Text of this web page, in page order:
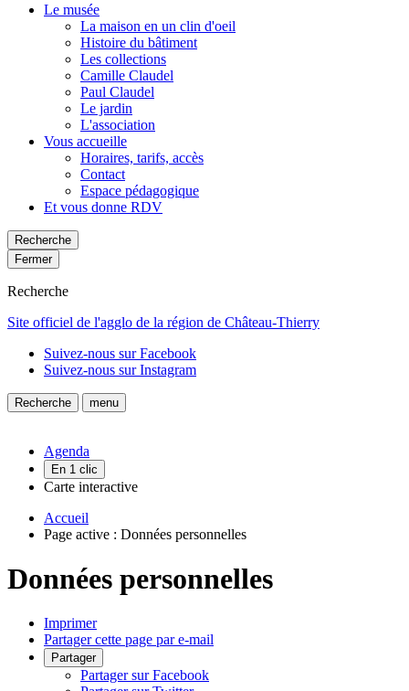
Le musée
La maison en un clin d'oeil
Histoire du bâtiment
Les collections
Camille Claudel
Paul Claudel
Le jardin
L'association
Vous accueille
Horaires, tarifs, accès
Contact
Espace pédagogique
Et vous donne RDV
Recherche
Fermer
Recherche
Site officiel de l'agglo de la région de Château-Thierry
Suivez-nous sur Facebook
Suivez-nous sur Instagram
Recherche menu
Agenda
En 1 clic
Carte interactive
Accueil
Page active : Données personnelles
Données personnelles
Imprimer
Partager cette page par e-mail
Partager
Partager sur Facebook